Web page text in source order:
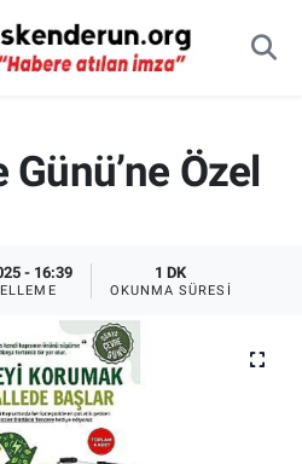
Özel
- 16:39 1 DK
OKUNMA SÜRESI